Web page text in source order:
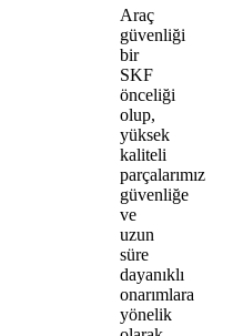
Araç
güvenliği
bir
SKF
önceliği
olup,
yüksek
kaliteli
parçalarımız
güvenliğe
ve
uzun
süre
dayanıklı
onarımlara
yönelik